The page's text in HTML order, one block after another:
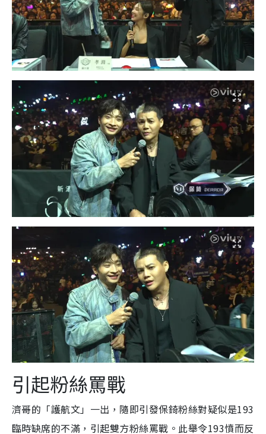
引起粉絲罵戰
濟哥的「護航文」一出，隨即引發保錡粉絲對疑似是193
臨時缺席的不滿，引起雙方粉絲罵戰。此舉令193憤而反